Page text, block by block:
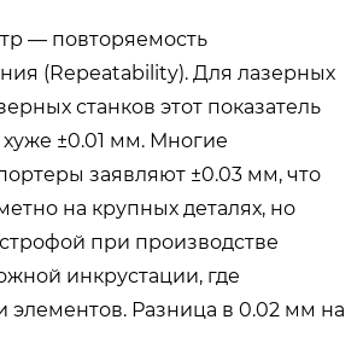
— повторяемость
(Repeatability). Для лазерных
станков этот показатель
±0.01 мм. Многие
заявляют ±0.03 мм, что
на крупных деталях, но
при производстве
инкрустации, где
элементов. Разница в 0.02 мм на